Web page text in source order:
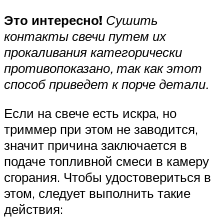
Это интересно! Сушить
контакты свечи путем их
прокаливания категорически
противопоказано, так как этот
способ приведет к порче детали.
Если на свече есть искра, но
триммер при этом не заводится,
значит причина заключается в
подаче топливной смеси в камеру
сгорания. Чтобы удостовериться в
этом, следует выполнить такие
действия: